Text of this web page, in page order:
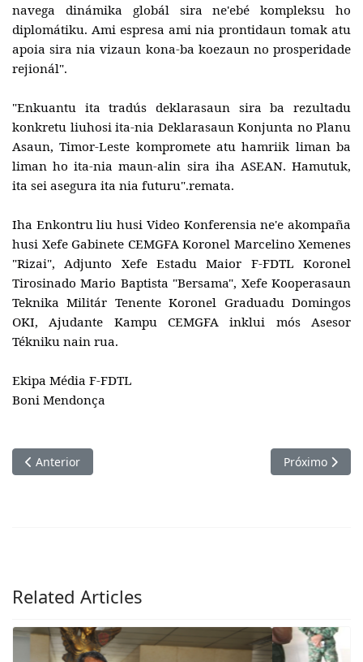
navega dinámika globál sira ne'ebé kompleksu ho
diplomátiku. Ami espresa ami nia prontidaun tomak atu
apoia sira nia vizaun kona-ba koezaun no prosperidade
rejionál".
"Enkuantu ita tradús deklarasaun sira ba rezultadu
konkretu liuhosi ita-nia Deklarasaun Konjunta no Planu
Asaun, Timor-Leste kompromete atu hamriik liman ba
liman ho ita-nia maun-alin sira iha ASEAN. Hamutuk,
ita sei asegura ita nia futuru".remata.
Iha Enkontru liu husi Video Konferensia ne'e akompaña
husi Xefe Gabinete CEMGFA Koronel Marcelino Xemenes
"Rizai", Adjunto Xefe Estadu Maior F-FDTL Koronel
Tirosinado Mario Baptista "Bersama", Xefe Kooperasaun
Teknika Militár Tenente Koronel Graduadu Domingos
OKI, Ajudante Kampu CEMGFA inklui mós Asesor
Tékniku nain rua.
Ekipa Média F-FDTL
Boni Mendonça
Artigo anterior: Xefe Estadu Maior Jenerál F-FDTL Partisipa
Anterior Próximo
Próximo
Related Articles